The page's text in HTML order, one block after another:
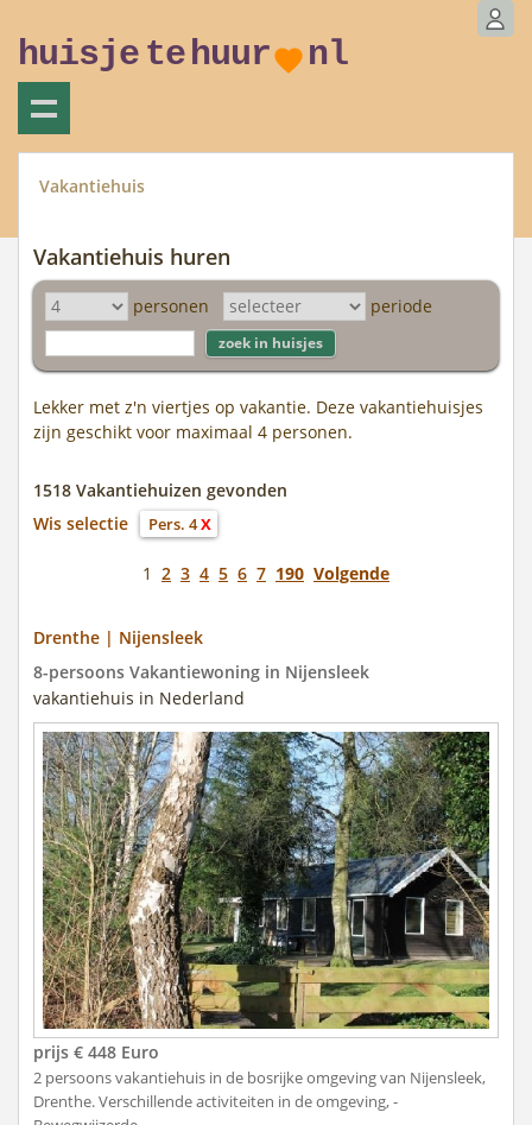
huisje tehuur nl
Vakantiehuis
Vakantiehuis huren
personen periode
Lekker met z'n viertjes op vakantie. Deze vakantiehuisjes
zijn geschikt voor maximaal 4 personen.
1518 Vakantiehuizen gevonden
Wis selectie
Pers. 4X
1 2 3 4 5 6 7 190 Volgende
Drenthe | Nijensleek
8-persoons Vakantiewoning in Nijensleek
vakantiehuis in Nederland
prijs € 448 Euro
2 persoons vakantiehuis in de bosrijke omgeving van Nijensleek,
Drenthe. Verschillende activiteiten in de omgeving, -